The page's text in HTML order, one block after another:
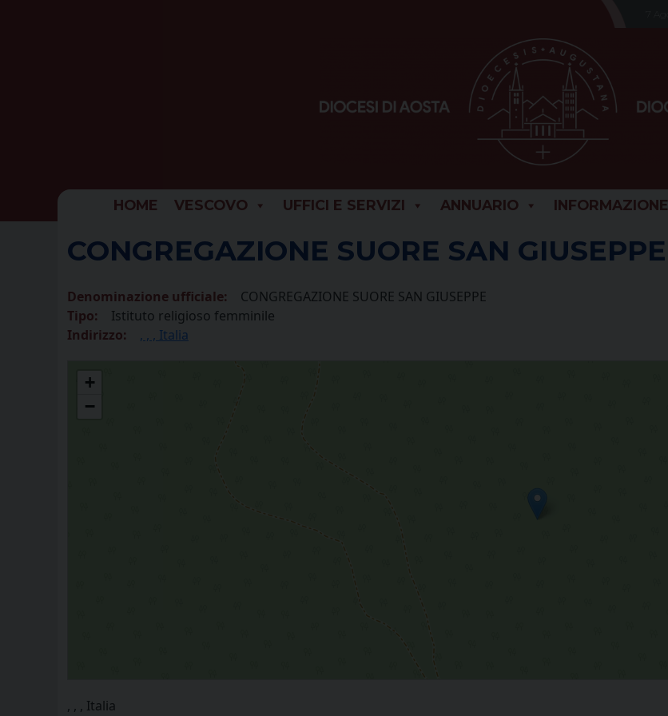
HOME VESCOVO UFFICI E SERVIZI ANNUARIO INFORMAZIONE
CONGREGAZIONE SUORE SAN GIUSEPPE
Denominazione ufficiale:
CONGREGAZIONE SUORE SAN GIUSEPPE
Tipo:
Istituto religioso femminile
Indirizzo:
, , , Italia
+
−
, , , Italia